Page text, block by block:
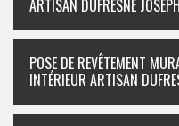
ARTISAN DUFRESNE
POSE DE REVÊTEMENT
INTÉRIEUR ARTISAN